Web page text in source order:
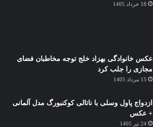
18 خرداد 1405
عکس خانوادگی بهزاد خلج توجه مخاطبان فضای
مجازی را جلب کرد
15 مرداد 1405
ازدواج پاول وسلی با ناتالی کوکنبورگ مدل آلمانی
+ عکس
24 تیر 1405